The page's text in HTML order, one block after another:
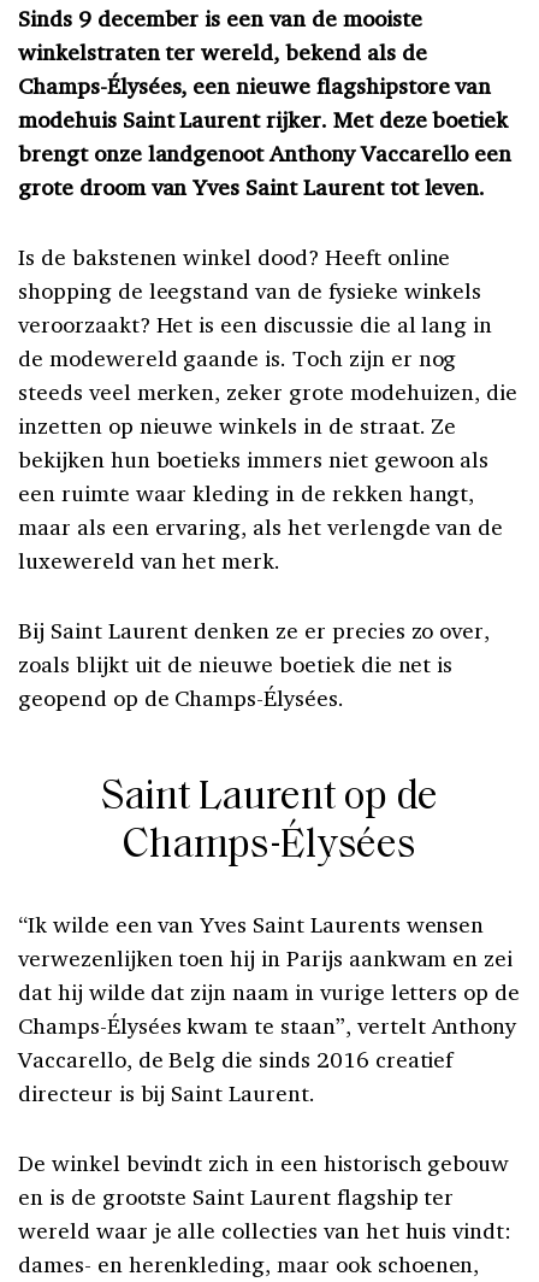
Sinds 9 december is een van de mooiste
winkelstraten ter wereld, bekend als de
Champs-Élysées, een nieuwe flagshipstore van
modehuis Saint Laurent rijker. Met deze boetiek
brengt onze landgenoot Anthony Vaccarello een
grote droom van Yves Saint Laurent tot leven.
Is de bakstenen winkel dood? Heeft online
shopping de leegstand van de fysieke winkels
veroorzaakt? Het is een discussie die al lang in
de modewereld gaande is. Toch zijn er nog
steeds veel merken, zeker grote modehuizen, die
inzetten op nieuwe winkels in de straat. Ze
bekijken hun boetieks immers niet gewoon als
een ruimte waar kleding in de rekken hangt,
maar als een ervaring, als het verlengde van de
luxewereld van het merk.
Bij Saint Laurent denken ze er precies zo over,
zoals blijkt uit de nieuwe boetiek die net is
geopend op de Champs-Élysées.
Saint Laurent op de
Champs-Élysées
“Ik wilde een van Yves Saint Laurents wensen
verwezenlijken toen hij in Parijs aankwam en zei
dat hij wilde dat zijn naam in vurige letters op de
Champs-Élysées kwam te staan”, vertelt Anthony
Vaccarello, de Belg die sinds 2016 creatief
directeur is bij Saint Laurent.
De winkel bevindt zich in een historisch gebouw
en is de grootste Saint Laurent flagship ter
wereld waar je alle collecties van het huis vindt:
dames- en herenkleding, maar ook schoenen,